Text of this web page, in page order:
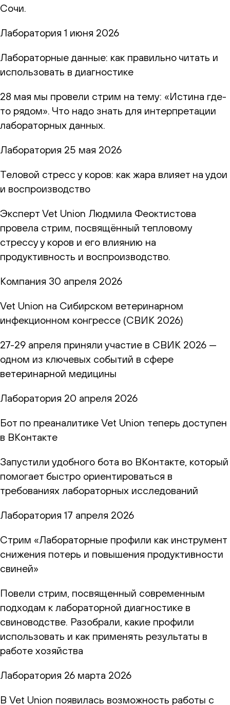
Сочи.
Лаборатория 1 июня 2026
Лабораторные данные: как правильно читать и
использовать в диагностике
28 мая мы провели стрим на тему: «Истина где-
то рядом». Что надо знать для интерпретации
лабораторных данных.
Лаборатория 25 мая 2026
Теловой стресс у коров: как жара влияет на удои
и воспроизводство
Эксперт Vet Union Людмила Феоктистова
провела стрим, посвящённый тепловому
стрессу у коров и его влиянию на
продуктивность и воспроизводство.
Компания 30 апреля 2026
Vet Union на Сибирском ветеринарном
инфекционном конгрессе (СВИК 2026)
27-29 апреля приняли участие в СВИК 2026 —
одном из ключевых событий в сфере
ветеринарной медицины
Лаборатория 20 апреля 2026
Бот по преаналитике Vet Union теперь доступен
в ВКонтакте
Запустили удобного бота во ВКонтакте, который
помогает быстро ориентироваться в
требованиях лабораторных исследований
Лаборатория 17 апреля 2026
Стрим «Лабораторные профили как инструмент
снижения потерь и повышения продуктивности
свиней»
Повели стрим, посвященный современным
подходам к лабораторной диагностике в
свиноводстве. Разобрали, какие профили
использовать и как применять результаты в
работе хозяйства
Лаборатория 26 марта 2026
В Vet Union появилась возможность работы с